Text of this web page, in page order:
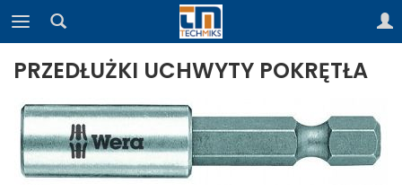
PRZEDŁUŻKI UCHWYTY POKRĘTŁA